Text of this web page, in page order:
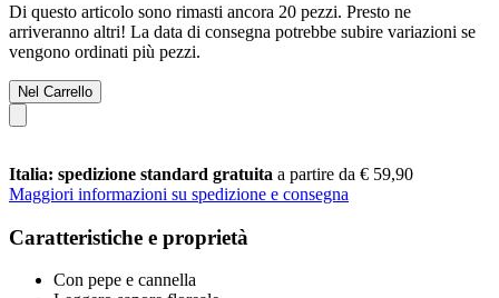
Di questo articolo sono rimasti ancora 20 pezzi. Presto ne
arriveranno altri! La data di consegna potrebbe subire variazioni se
vengono ordinati più pezzi.
Nel Carrello
Italia: spedizione standard gratuita a partire da € 59,90
Maggiori informazioni su spedizione e consegna
Caratteristiche e proprietà
Con pepe e cannella